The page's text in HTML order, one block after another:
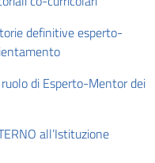
definitive esperto-
di Esperto-Mentor dei
all’Istituzione